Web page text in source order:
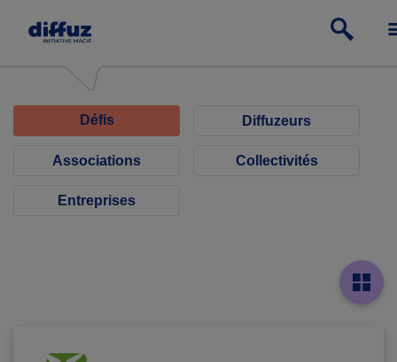
Défis Diffuzeurs
Associations Collectivités
Entreprises